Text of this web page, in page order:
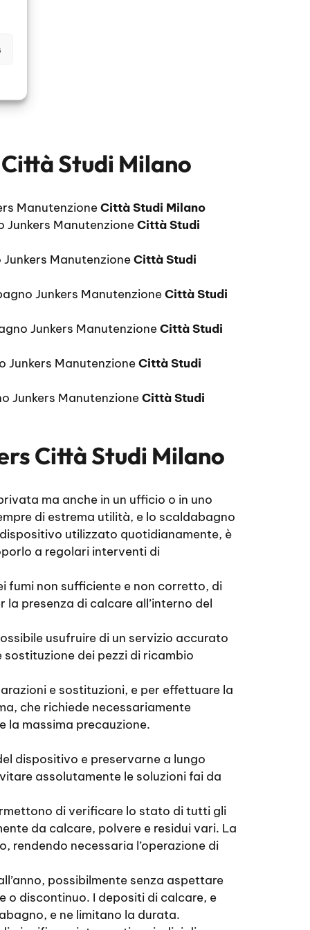
Studi Milano
ManutenzioneCittà Studi Milano
Junkers ManutenzioneCittà Studi
ManutenzioneCittà Studi
Junkers ManutenzioneCittà Studi
Junkers ManutenzioneCittà Studi
Junkers ManutenzioneCittà Studi
Junkers ManutenzioneCittà Studi
Città Studi Milano
ma anche in un ufficio o in uno
di estrema utilità, e lo scaldabagno
utilizzato quotidianamente, è
a regolari interventi di
fumi non sufficiente e non corretto, di
presenza di calcare all’interno del
usufruire di un servizio accurato
dei pezzi di ricambio
e sostituzioni, e per effettuare la
che richiede necessariamente
la massima precauzione.
dispositivo e preservarne a lungo
assolutamente le soluzioni fai da
di verificare lo stato di tutti gli
da calcare, polvere e residui vari. La
rendendo necessaria l’operazione di
possibilmente senza aspettare
o discontinuo. I depositi di calcare, e
e ne limitano la durata.